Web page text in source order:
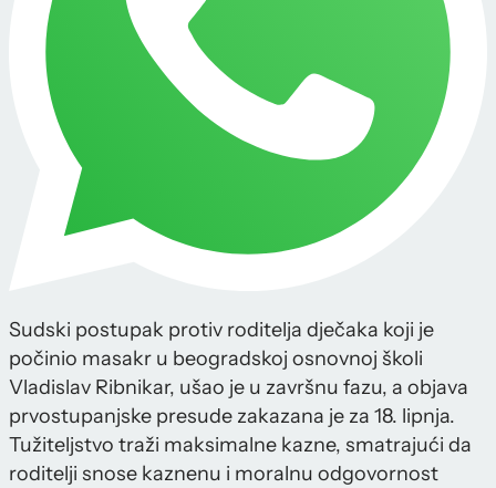
Sudski postupak protiv roditelja dječaka koji je
počinio masakr u beogradskoj osnovnoj školi
Vladislav Ribnikar, ušao je u završnu fazu, a objava
prvostupanjske presude zakazana je za 18. lipnja.
Tužiteljstvo traži maksimalne kazne, smatrajući da
roditelji snose kaznenu i moralnu odgovornost